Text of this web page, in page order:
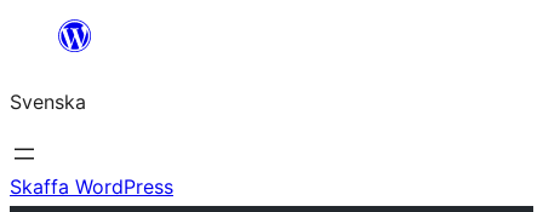
Hoppa
innehåll
Svenska
Skaffa WordPress